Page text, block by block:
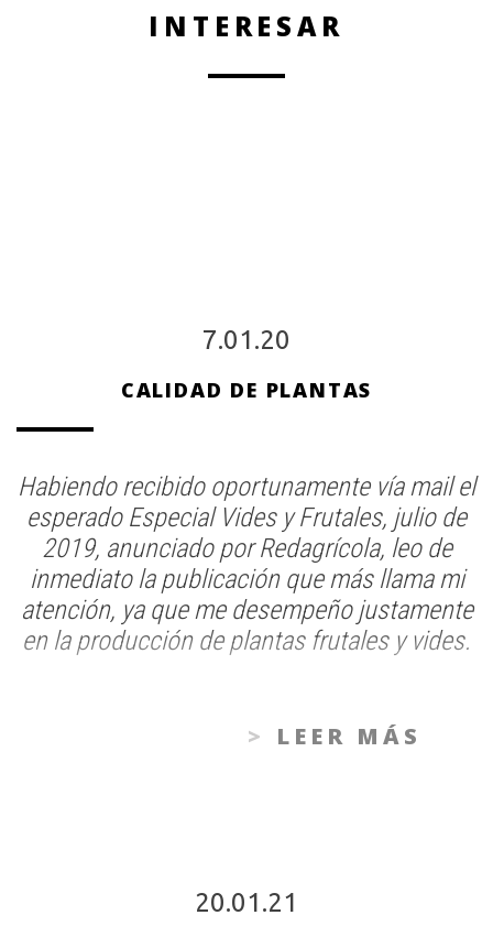
INTERESAR
7.01.20
CALIDAD DE PLANTAS
Habiendo recibido oportunamente vía mail el
esperado Especial Vides y Frutales, julio de
2019, anunciado por Redagrícola, leo de
inmediato la publicación que más llama mi
atención, ya que me desempeño justamente
en la producción de plantas frutales y vides.
LEER MÁS
20.01.21